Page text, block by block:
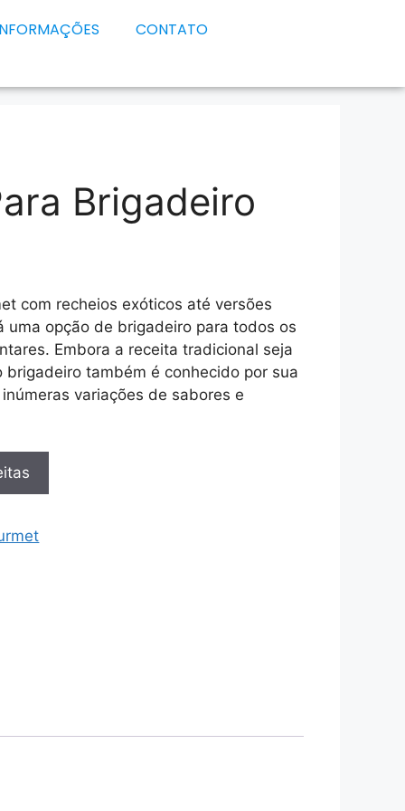
CONTATO
Brigadeiro
com recheios exóticos até versões
uma opção de brigadeiro para todos os
Embora a receita tradicional seja
brigadeiro também é conhecido por sua
variações de sabores e